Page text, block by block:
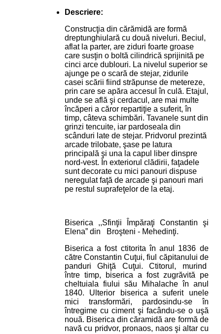
Descriere:
Construcţia din cărămidă are formă
dreptunghiulară cu două niveluri. Beciul,
aflat la parter, are ziduri foarte groase
care susţin o boltă cilindrică sprijinită pe
cinci arce dublouri. La nivelul superior se
ajunge pe o scară de stejar, zidurile
casei scării fiind străpunse de metereze,
prin care se apăra accesul în culă. Etajul,
unde se află şi cerdacul, are mai multe
încăperi a căror repartiţie a suferit, în
timp, câteva schimbări. Tavanele sunt din
grinzi tencuite, iar pardoseala din
scânduri late de stejar. Pridvorul prezintă
arcade trilobate, şase pe latura
principală şi una la capul liber dinspre
nord-vest. În exteriorul clădirii, faţadele
sunt decorate cu mici panouri dispuse
neregulat faţă de arcade şi panouri mari
pe restul suprafeţelor de la etaj.
Biserica ,,Sfinţii Împăraţi Constantin şi
Elena”din Broşteni - Mehedinţi.
Biserica a fost ctitorita în anul 1836 de
către Constantin Cuţui, fiul căpitanului de
panduri Ghiţă Cuţui. Ctitorul, murind
între timp, biserica a fost zugrăvită pe
cheltuiala fiului său Mihalache în anul
1840. Ulterior biserica a suferit unele
mici transformări, pardosindu-se în
întregime cu ciment şi facându-se o uşă
nouă. Biserica din căramidă are formă de
navă cu pridvor, pronaos, naos şi altar cu